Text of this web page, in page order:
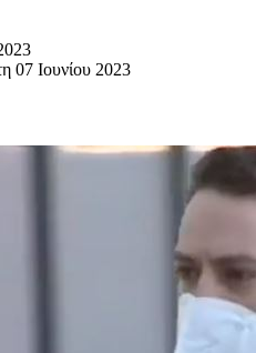
07 Ιουνίου 2023